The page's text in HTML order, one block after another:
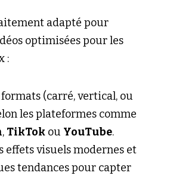
adapté pour
optimisées pour les
:
(carré, vertical, ou
, TikTok ou YouTube.
effets visuels modernes et
tendances pour capter